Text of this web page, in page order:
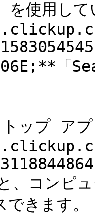
使用して
「
ップ ア
、コンピ
きます。